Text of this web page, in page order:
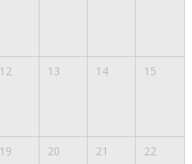
12 13 14 15
19 20 21 22